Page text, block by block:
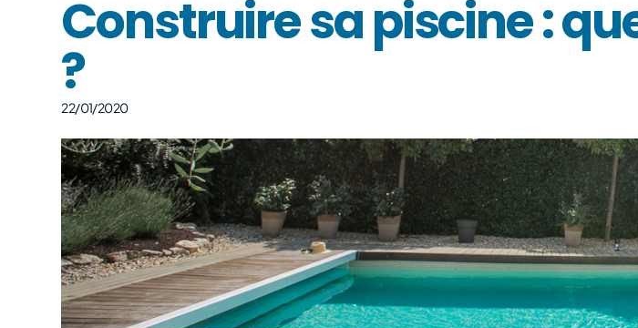
Construire sa piscine :
?
22/01/2020